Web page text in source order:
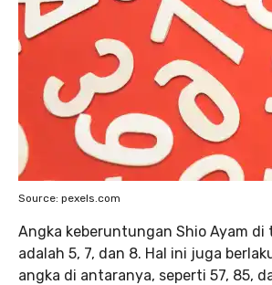
Source: pexels.com
Angka keberuntungan Shio Ayam
adalah 5, 7, dan 8. Hal ini juga
angka di antaranya, seperti 57, 85,